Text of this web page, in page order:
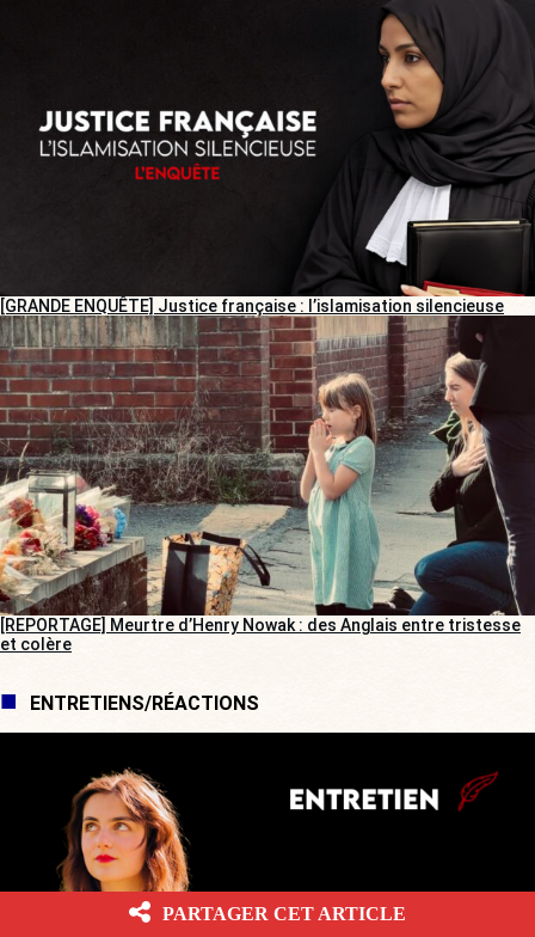
[GRANDE ENQUÊTE] Justice française : l’islamisation silencieuse
[REPORTAGE] Meurtre d’Henry Nowak : des Anglais entre tristesse
et colère
ENTRETIENS/RÉACTIONS
PARTAGER CET ARTICLE